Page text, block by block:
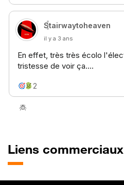
Liens commerciaux